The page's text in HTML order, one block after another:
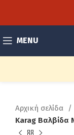
MENU
Αρχική σελίδα
Karag Βαλβίδα